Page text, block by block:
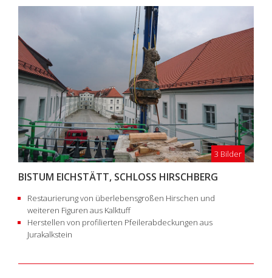
3 Bilder
BISTUM EICHSTÄTT, SCHLOSS HIRSCHBERG
Restaurierung von überlebensgroßen Hirschen und
weiteren Figuren aus Kalktuff
Herstellen von profilierten Pfeilerabdeckungen aus
Jurakalkstein